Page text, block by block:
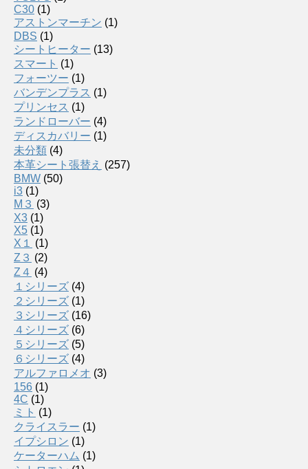
C30 (1)
アストンマーチン (1)
DBS (1)
シートヒーター (13)
スマート (1)
フォーツー (1)
バンデンプラス (1)
プリンセス (1)
ランドローバー (4)
ディスカバリー (1)
未分類 (4)
本革シート張替え (257)
BMW (50)
i3 (1)
M３ (3)
X3 (1)
X5 (1)
X１
(1)
Z３ (2)
Z４ (4)
１シリーズ (4)
２シリーズ (1)
３シリーズ (16)
４シリーズ (6)
５シリーズ (5)
６シリーズ (4)
アルファロメオ (3)
156 (1)
4C (1)
ミト (1)
クライスラー (1)
イプシロン (1)
ケーターハム (1)